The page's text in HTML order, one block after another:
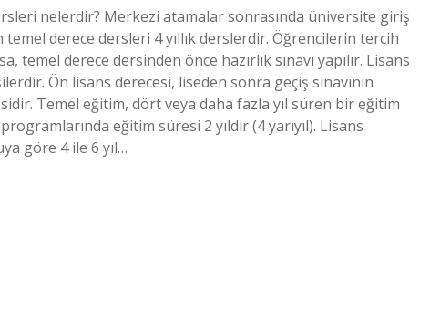
nelerdir? Merkezi atamalar sonrasında üniversite giriş
temel derece dersleri 4 yıllık derslerdir. Öğrencilerin tercih
derece dersinden önce hazırlık sınavı yapılır. Lisans
Ön lisans derecesi, liseden sonra geçiş sınavının
Temel eğitim, dört veya daha fazla yıl süren bir eğitim
eğitim süresi 2 yıldır (4 yarıyıl). Lisans
göre 4 ile 6 yıl…